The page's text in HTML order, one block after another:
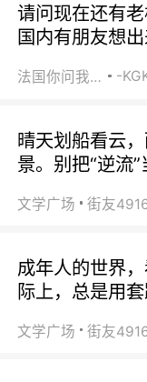
请问现在还有
国内有朋友想
法国你问我答 -
晴天划船看云
景。别把“逆流
文学广场
成年人的世界
际上，总是用
文学广场